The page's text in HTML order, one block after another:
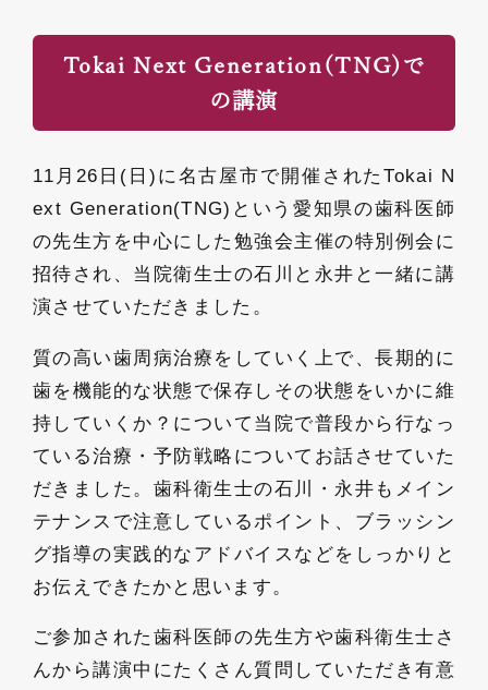
Tokai Next Generation(TNG)で
の講演
11 月 26 日 ( 日 ) に名古屋市で 開催されたTokai N
ext Generation(TNG) という愛知県の歯科医師
の先生方 を中心に した勉強会主催の特別例会 に
招待され、 当院衛生士の石川と永井と一緒に講
演させていただきました。
質の高い歯周 病治療をしていく上 で 、長期的 に
歯を機能的な状態で保存しその状態をいかに 維
持していく か？ に ついて当院で普段から行なっ
ている治療・ 予防戦略 について お話させていた
だきました。 歯科衛生士の石川・ 永井 も メイン
テナンス で注意しているポイント、 ブラッシン
グ指導の実践的なアドバイスなどをしっかりと
お伝え できたかと思います。
ご参加された歯科医師の先生方や歯科衛生士さ
んから講演中にたくさん質問していただき有意